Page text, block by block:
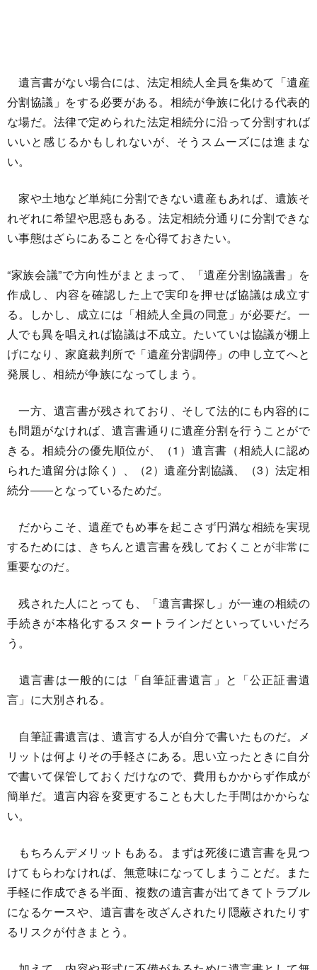
遺言書がない場合には、法定相続人全員を集めて「遺産
分割協議」をする必要がある。相続が争族に化ける代表的
な場だ。法律で定められた法定相続分に沿って分割すれば
いいと感じるかもしれないが、そうスムーズには進まな
い。
家や土地など単純に分割できない遺産もあれば、遺族そ
れぞれに希望や思惑もある。法定相続分通りに分割できな
い事態はざらにあることを心得ておきたい。
“家族会議”で方向性がまとまって、「遺産分割協議書」を
作成し、内容を確認した上で実印を押せば協議は成立す
る。しかし、成立には「相続人全員の同意」が必要だ。一
人でも異を唱えれば協議は不成立。たいていは協議が棚上
げになり、家庭裁判所で「遺産分割調停」の申し立てへと
発展し、相続が争族になってしまう。
一方、遺言書が残されており、そして法的にも内容的に
も問題がなければ、遺言書通りに遺産分割を行うことがで
きる。相続分の優先順位が、（1）遺言書（相続人に認め
られた遺留分は除く）、（2）遺産分割協議、（3）法定相
続分――となっているためだ。
だからこそ、遺産でもめ事を起こさず円満な相続を実現
するためには、きちんと遺言書を残しておくことが非常に
重要なのだ。
残された人にとっても、「遺言書探し」が一連の相続の
手続きが本格化するスタートラインだといっていいだろ
う。
遺言書は一般的には「自筆証書遺言」と「公正証書遺
言」に大別される。
自筆証書遺言は、遺言する人が自分で書いたものだ。メ
リットは何よりその手軽さにある。思い立ったときに自分
で書いて保管しておくだけなので、費用もかからず作成が
簡単だ。遺言内容を変更することも大した手間はかからな
い。
もちろんデメリットもある。まずは死後に遺言書を見つ
けてもらわなければ、無意味になってしまうことだ。また
手軽に作成できる半面、複数の遺言書が出てきてトラブル
になるケースや、遺言書を改ざんされたり隠蔽されたりす
るリスクが付きまとう。